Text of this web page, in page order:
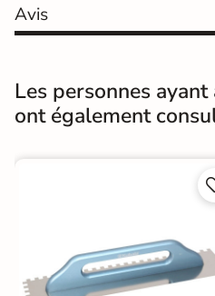
Finition Mate
Résistant au Gel Oui
1er
A coller
A coller
Avis
Les personnes
ont également